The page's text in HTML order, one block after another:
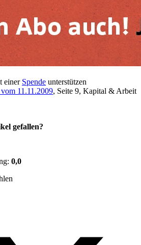
einer Spende unterstützen
11.11.2009, Seite 9, Kapital & Arbeit
gefallen?
0,0